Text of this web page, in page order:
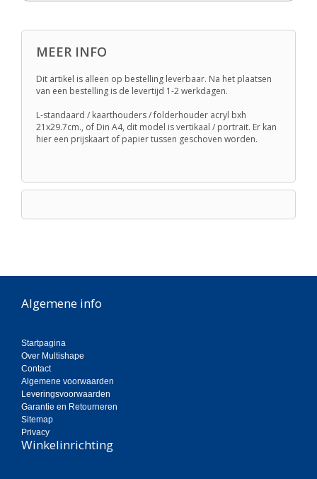
MEER INFO
Dit artikel is alleen op bestelling leverbaar. Na het plaatsen
van een bestelling is de levertijd 1-2 werkdagen.
L-standaard / kaarthouders / folderhouder acryl bxh
21x29.7cm., of Din A4, dit model is vertikaal / portrait. Er kan
hier een prijskaart of papier tussen geschoven worden.
Algemene info
Startpagina
Over Multishape
Contact
Algemene voorwaarden
Leveringsvoorwaarden
Garantie en Retourneren
Sitemap
Privacy
Winkelinrichting